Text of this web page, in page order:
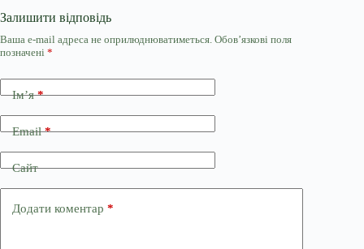
Залишити відповідь
Ваша e-mail адреса не оприлюднюватиметься. Обов’язкові поля
позначені *
Ім’я*
Email*
Сайт
Додати коментар *